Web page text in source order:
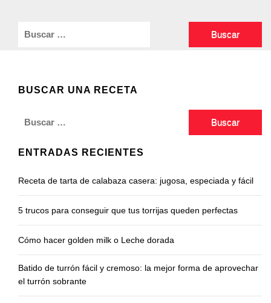
BUSCAR UNA RECETA
Buscar:
ENTRADAS RECIENTES
Receta de tarta de calabaza casera: jugosa, especiada y fácil
5 trucos para conseguir que tus torrijas queden perfectas
Cómo hacer golden milk o Leche dorada
Batido de turrón fácil y cremoso: la mejor forma de aprovechar
el turrón sobrante